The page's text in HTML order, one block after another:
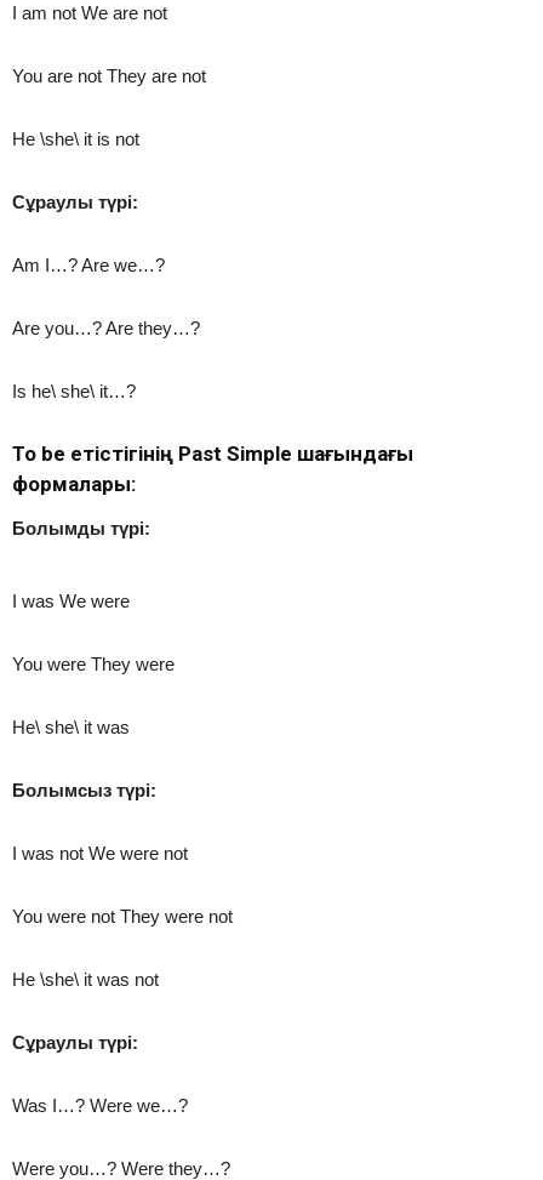
I am not We are not
You are not They are not
He \she\ it is not
Сұраулы түрі:
Am I…? Arе we…?
Are you…? Are they…?
Is he\ she\ it…?
To be етістігінің Past Simple шағындағы
формалары:
Болымды түрі:
I was We were
You were They were
He\ she\ it was
Болымсыз түрі:
I was not We were not
You were not They were not
He \she\ it was not
Сұраулы түрі:
Was I…? Wеre we…?
Were you…? Were they…?